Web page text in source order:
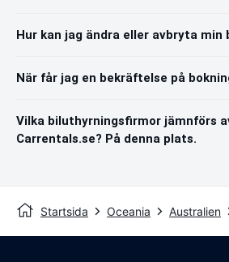
Hur kan jag ändra eller avbryta min
När får jag en bekräftelse på
Vilka biluthyrningsfirmor jämnförs
Carrentals.se? På denna plats.
Startsida Oceania Australien